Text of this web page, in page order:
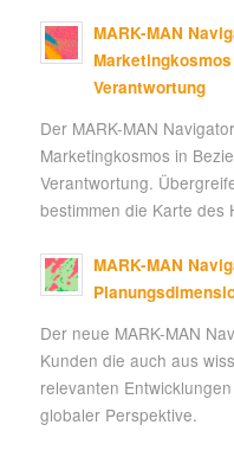
MARK-MAN
Verantwortung
Der MARK-MAN
Marketingkosmos in
Verantwortung.
bestimmen die Karte des
MARK-MAN
Der neue MARK-MAN
Kunden die auch aus
relevanten
globaler Perspektive.